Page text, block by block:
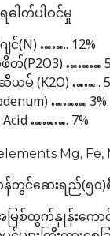
ါတ်ပါဝင်မှု
င်(N) …….. 12%
တ်(P2O3) ………
မ် (K2O) ……..
……… 3%
………. 7%
Mg, Fe,
န်တွင်ဆေးရည်(၅၀
ြစ်ထွက်နှုန်းကောင်